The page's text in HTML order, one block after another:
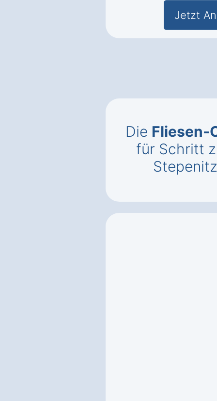
Jetzt
Die Fliesen-
für Schritt